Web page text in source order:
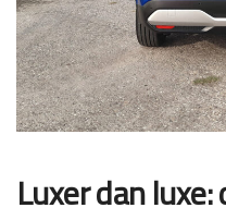
Luxer dan luxe: